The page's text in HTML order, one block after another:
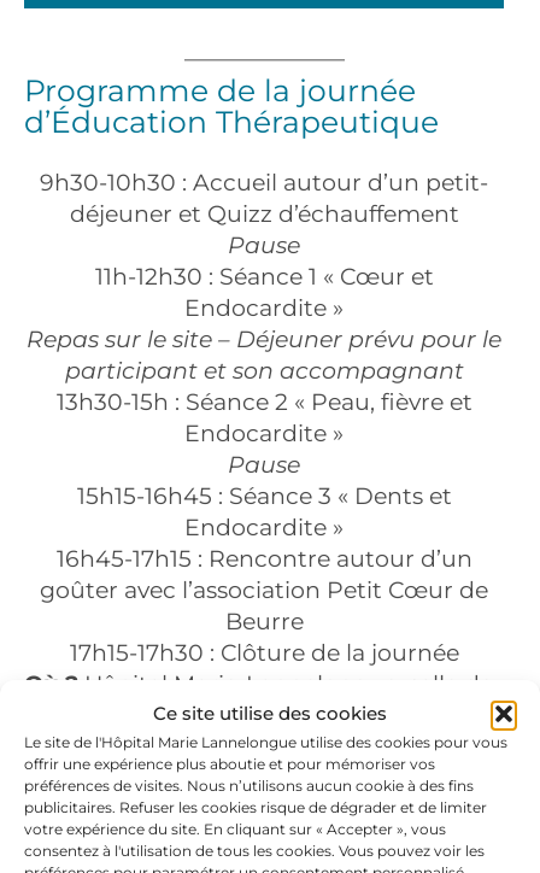
Ce site utilise des cookies
Le site de l'Hôpital Marie Lannelongue utilise des cookies pour vous
offrir une expérience plus aboutie et pour mémoriser vos
préférences de visites. Nous n’utilisons aucun cookie à des fins
publicitaires. Refuser les cookies risque de dégrader et de limiter
votre expérience du site. En cliquant sur « Accepter », vous
consentez à l'utilisation de tous les cookies. Vous pouvez voir les
———————
Programme de la journée
d’Éducation Thérapeutique
9h30-10h30 : Accueil autour d’un petit-
déjeuner et Quizz d’échauffement
Pause
11h-12h30 : Séance 1 « Cœur et
Endocardite »
Repas sur le site – Déjeuner prévu pour le
participant et son accompagnant
13h30-15h : Séance 2 « Peau, fièvre et
Endocardite »
Pause
15h15-16h45 : Séance 3 « Dents et
Endocardite »
16h45-17h15 : Rencontre autour d’un
goûter avec l’association Petit Cœur de
Beurre
17h15-17h30 : Clôture de la journée
Où ? Hôpital Marie-Lannelongue, salle de
réunion ETP en salle H2 au 2è étage
Quand ?De 9h30 à 17h30 le dernier jeudi
du mois
Nous contacter
Par téléphone au 01 40 94 82 67 ou par